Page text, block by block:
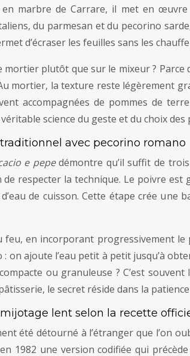
marbre de Carrare, il met en
du parmesan et du pecorino
d’écraser les feuilles sans les
plutôt que sur le mixeur ?
mortier, la texture reste légèrement
accompagnées de pommes de
science du geste et du choix des
avec pecorino romano
e pepedémontre qu’il suffit de
respecter la technique. Le poivre
de cuisson. Cette étape crée une
en incorporant progressivement le
on ajoute l’eau petit à petit jusqu’à
ou granuleuse ? C’est
le secret réside dans la
lent selon la recette
été détourné à l’étranger que l’on
1982 une version codifiée qui